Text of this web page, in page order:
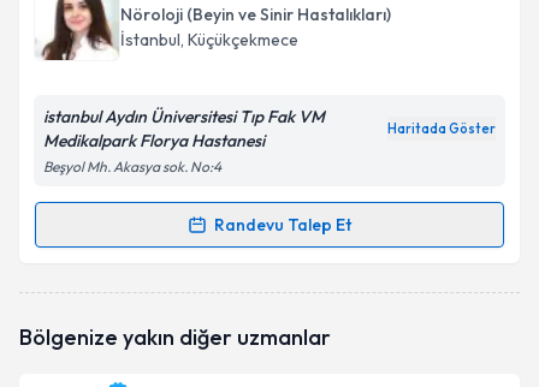
Nöroloji (Beyin ve Sinir Hastalıkları)
İstanbul, Küçükçekmece
istanbul Aydın Üniversitesi Tıp Fak VM
Medikalpark Florya Hastanesi
Haritada Göster
Beşyol Mh. Akasya sok. No:4
Randevu Talep Et
Randevu Takvimi Talebi
oluşturun. Size bu uzmandan randevu almanız için bir
Bölgenize yakın diğer uzmanlar